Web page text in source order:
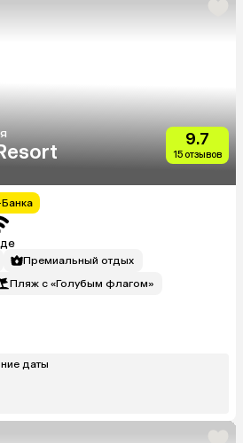
9.7
15 отзывов
Премиальный отдых
Пляж с «Голубым флагом»
даты